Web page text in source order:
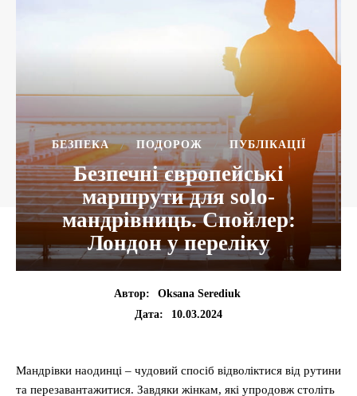
БЕЗПЕКА ПОДОРОЖ ПУБЛІКАЦІЇ
Безпечні європейські
маршрути для solo-
мандрівниць. Спойлер:
Лондон у переліку
Автор:
Oksana Serediuk
Дата:
10.03.2024
Мандрівки наодинці – чудовий спосіб відволіктися від рутини
та перезавантажитися. Завдяки жінкам, які упродовж століть